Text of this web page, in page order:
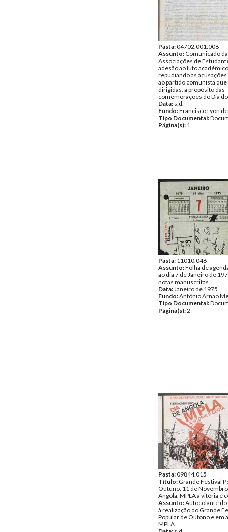
Pasta:04702.001.008
Assunto: Comunicado
Associações de
adesão ao luto
repudiando as acusações
ao partido comunista
dirigidas, a propósito das
comemorações do Dia
Data: s.d.
Fundo:Francisco Lyon
Tipo Documental:
Página(s): 1
Pasta: 11010.046
Assunto:Folha de
ao dia 7 de Janeiro de
notas manuscritas.
Data:Janeiro de 1975
Fundo:António Arnao
Tipo Documental:
Página(s):2
Pasta:09844.015
Título: Grande Festival
Outuno. 11 de
Angola. MPLA a vitória é
Assunto:Autocolante do
à realização do Grande
Popular de Outono e em
MPLA.